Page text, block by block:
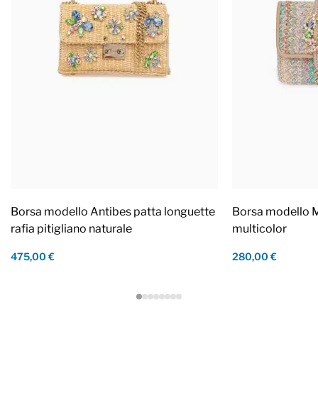
Borsa modello Antibes patta longuette
rafia pitigliano naturale
475,00 €
Borsa modello
multicolor
280,00 €